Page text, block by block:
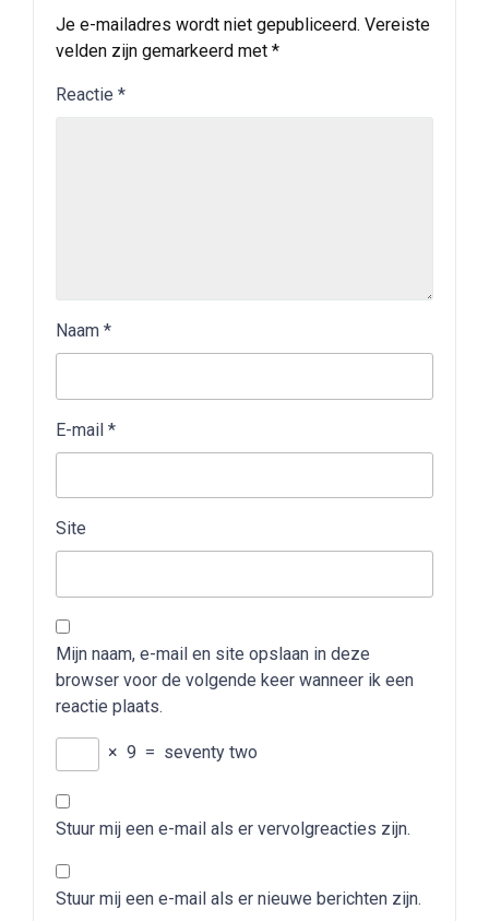
Je e-mailadres wordt niet gepubliceerd. Vereiste
velden zijn gemarkeerd met *
Reactie *
Naam *
E-mail *
Site
Mijn naam, e-mail en site opslaan in deze
browser voor de volgende keer wanneer ik een
reactie plaats.
× 9 = seventy two
Stuur mij een e-mail als er vervolgreacties zijn.
Stuur mij een e-mail als er nieuwe berichten zijn.